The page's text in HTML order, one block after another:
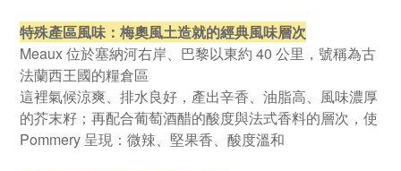
特殊產區風味：梅奧風土造就的經典風味層次
Meaux 位於塞納河右岸、巴黎以東約 40 公里，號稱為古
法蘭西王國的糧倉區
這裡氣候涼爽、排水良好，產出辛香、油脂高、風味濃厚
的芥末籽；再配合葡萄酒醋的酸度與法式香料的層次，使
Pommery 呈現： 微辣、堅果香、酸度溫和